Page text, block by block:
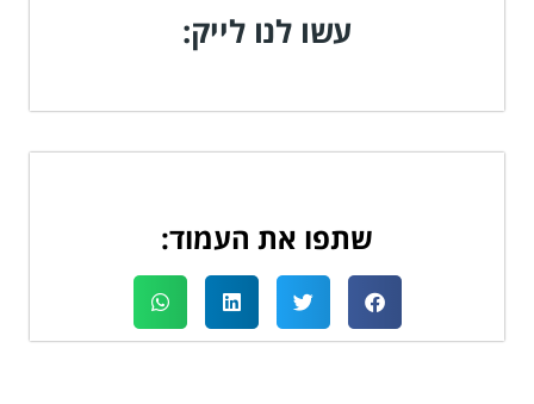
עשו לנו לייק:
שתפו את העמוד: